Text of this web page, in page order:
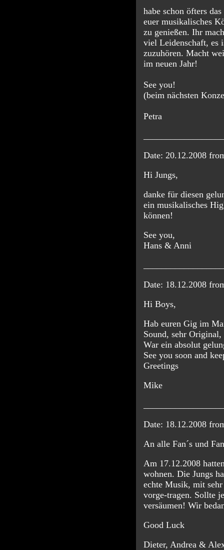
habe schon öfters
euer musikalisches
zu genießen. Ihr
viel Leidenschaft, es
zuzuhören. Macht
im neuen Jahr!
See you!
(beim nächsten
Petra
Date: 20.12.2008
Hi Jungs,
danke für diesen
ein musikalisches
können!
See you,
Hans & Anni
Date: 18.12.2008
Hi Boys,
Hab euren Gig im
Sound, sehr
War ein absolut
See you soon and
Greetings
Mike
Date: 18.12.2008
An alle Fan´s und
Am 17.12.2008
wohnen. Die Jungs
echte Musik, mit
vorge-tragen. Sollte
versäumen! Wir
Good Luck
Dieter, Andrea &